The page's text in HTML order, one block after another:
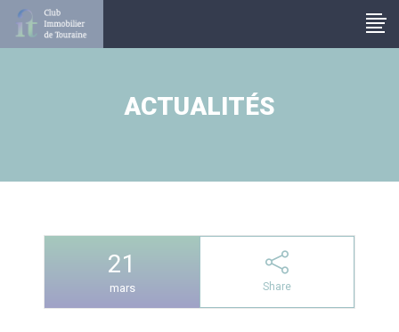
ACTUALITÉS
21
mars Share
Panneau de gestion des cookies